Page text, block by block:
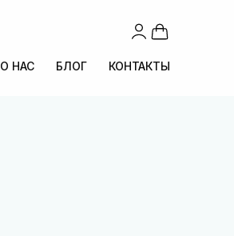
О НАС БЛОГ КОНТАКТЫ